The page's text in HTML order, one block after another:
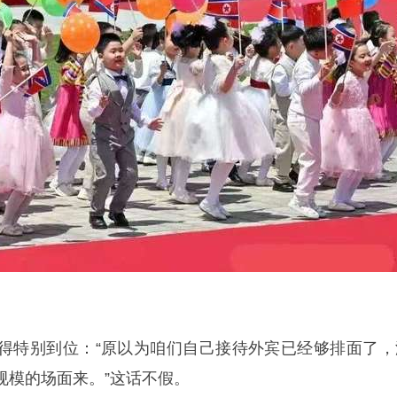
特别到位：“原以为咱们自己接待外宾已经够排面了
的场面来。”这话不假。